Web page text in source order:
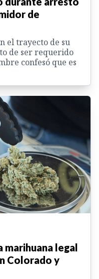
de
el trayecto de su
de ser requerido
confesó que es
marihuana legal
Colorado y